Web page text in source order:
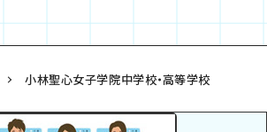
小林聖心女子学院中学校・高等学校